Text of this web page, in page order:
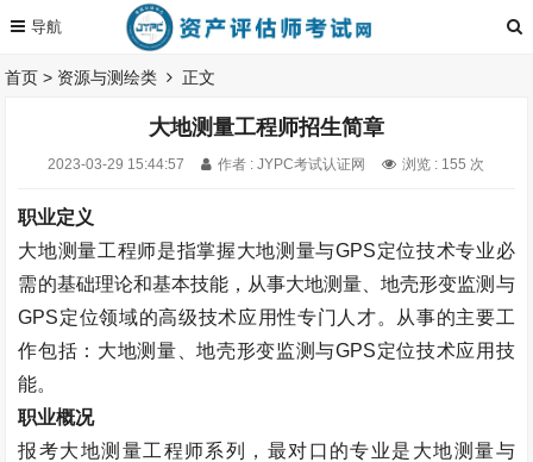
首页 > 资源与测绘类 正文
大地测量工程师招生简章
2023-03-29 15:44:57 作者 : JYPC考试认证网 浏览 : 155 次
职业定义
大地测量工程师是指掌握大地测量与GPS定位技术专业必
需的基础理论和基本技能，从事大地测量、地壳形变监测与
GPS定位领域的高级技术应用性专门人才。从事的主要工
作包括：大地测量、地壳形变监测与GPS定位技术应用技
能。
职业概况
报考大地测量工程师系列，最对口的专业是大地测量与